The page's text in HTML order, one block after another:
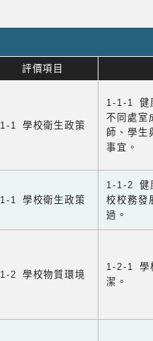
評價項目
1-1 學校衛生政策
1-1-1 健
不同處室
師、學生
事宜。
1-1 學校衛生政策
1-1-2 健
校校務發
過。
1-2 學校物質環境
1-2-1 學
潔。